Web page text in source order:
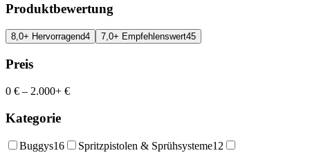
Produktbewertung
8,0+ Hervorragend4 7,0+ Empfehlenswert45
Preis
0 € – 2.000+ €
Kategorie
Buggys16 Spritzpistolen & Sprühsysteme12